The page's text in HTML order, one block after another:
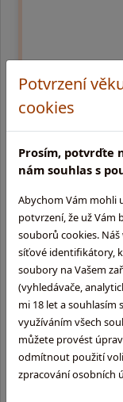
Potvrzení
cookies
Prosím, potvrďte
nám souhlas s
Abychom Vám mohli
potvrzení, že už Vám
souborů cookies.
síťové identifikátory,
soubory na Vašem
(vyhledávače,
mi 18 let a souhlasím
využíváním všech
můžete provést
odmítnout použití
zpracování osobních
A. H. Riise
0,7l, 45% | Výběr
stařených v
žluté ovoce
1 599,-